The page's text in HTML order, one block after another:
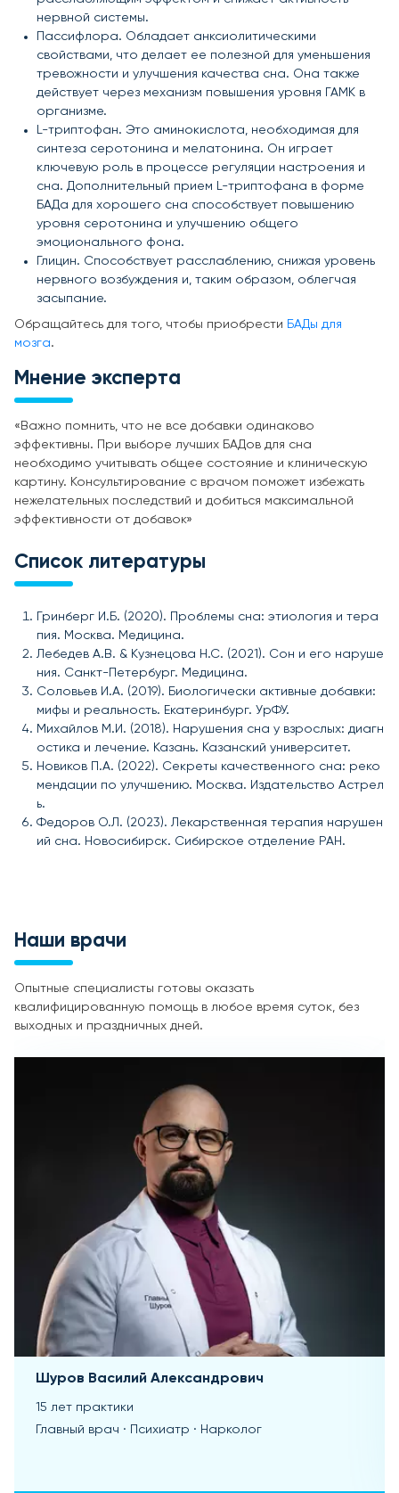
нервной системы.
Пассифлора. Обладает анксиолитическими
свойствами, что делает ее полезной для уменьшения
тревожности и улучшения качества сна. Она также
действует через механизм повышения уровня ГАМК в
организме.
L-триптофан. Это аминокислота, необходимая для
синтеза серотонина и мелатонина. Он играет
ключевую роль в процессе регуляции настроения и
сна. Дополнительный прием L-триптофана в форме
БАДа для хорошего сна способствует повышению
уровня серотонина и улучшению общего
эмоционального фона.
Глицин. Способствует расслаблению, снижая уровень
нервного возбуждения и, таким образом, облегчая
засыпание.
Обращайтесь для того, чтобы приобрести БАДы для
мозга.
Мнение эксперта
«Важно помнить, что не все добавки одинаково
эффективны. При выборе лучших БАДов для сна
необходимо учитывать общее состояние и клиническую
картину. Консультирование с врачом поможет избежать
нежелательных последствий и добиться максимальной
эффективности от добавок»
Список литературы
Гринберг И.Б. (2020). Проблемы сна: этиология и тера
пия. Москва. Медицина.
Лебедев А.В. & Кузнецова Н.С. (2021). Сон и его наруше
ния. Санкт-Петербург. Медицина.
Соловьев И.А. (2019). Биологически активные добавки:
мифы и реальность. Екатеринбург. УрФУ.
Михайлов М.И. (2018). Нарушения сна у взрослых: диагн
остика и лечение. Казань. Казанский университет.
Новиков П.А. (2022). Секреты качественного сна: реко
мендации по улучшению. Москва. Издательство Астрел
ь.
Федоров О.Л. (2023). Лекарственная терапия нарушен
ий сна. Новосибирск. Сибирское отделение РАН.
Наши врачи
Опытные специалисты готовы оказать
квалифицированную помощь в любое время суток, без
выходных и праздничных дней.
Шуров Василий Александрович
15 лет практики
Главный врач · Психиатр · Нарколог